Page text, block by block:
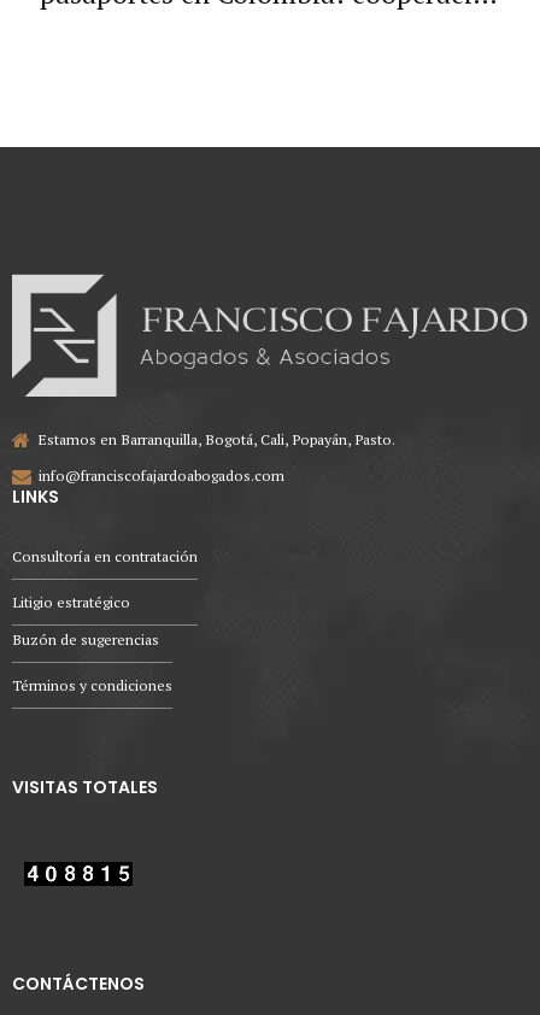
Estamos en Barranquilla, Bogotá, Cali, Popayán, Pasto.
info@franciscofajardoabogados.com
LINKS
Consultoría en contratación
Litigio estratégico
Buzón de sugerencias
Términos y condiciones
VISITAS TOTALES
CONTÁCTENOS